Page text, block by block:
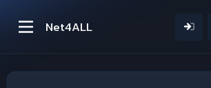
Net4ALL